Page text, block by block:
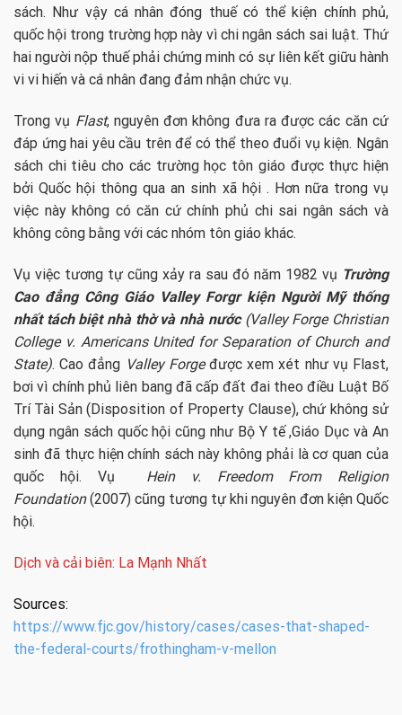
sách. Như vậy cá nhân đóng thuế có thể kiện chính phủ,
quốc hội trong trường hợp này vì chi ngân sách sai luật. Thứ
hai người nộp thuế phải chứng minh có sự liên kết giữu hành
vi vi hiến và cá nhân đang đảm nhận chức vụ.
Trong vụ Flast, nguyên đơn không đưa ra được các căn cứ
đáp ứng hai yêu cầu trên để có thể theo đuổi vụ kiện. Ngân
sách chi tiêu cho các trường học tôn giáo được thực hiện
bởi Quốc hội thông qua an sinh xã hội . Hơn nữa trong vụ
việc này không có căn cứ chính phủ chi sai ngân sách và
không công bằng với các nhóm tôn giáo khác.
Vụ việc tương tự cũng xảy ra sau đó năm 1982 vụ Trường
Cao đẳng Công Giáo Valley Forgr kiện Người Mỹ thống
nhất tách biệt nhà thờ và nhà nước (Valley Forge Christian
College v. Americans United for Separation of Church and
State). Cao đẳng Valley Forgeđược xem xét như vụ Flast,
bơi vì chính phủ liên bang đã cấp đất đai theo điều Luật Bố
Trí Tài Sản (Disposition of Property Clause), chứ không sử
dụng ngân sách quốc hội cũng như Bộ Y tế ,Giáo Dục và An
sinh đã thực hiện chính sách này không phải là cơ quan của
quốc hội. Vụ Hein v. Freedom From Religion
Foundation(2007) cũng tương tự khi nguyên đơn kiện Quốc
hội.
Dịch và cải biên: La Mạnh Nhất
Sources:
https://www.fjc.gov/history/cases/cases-that-shaped-
the-federal-courts/frothingham-v-mellon